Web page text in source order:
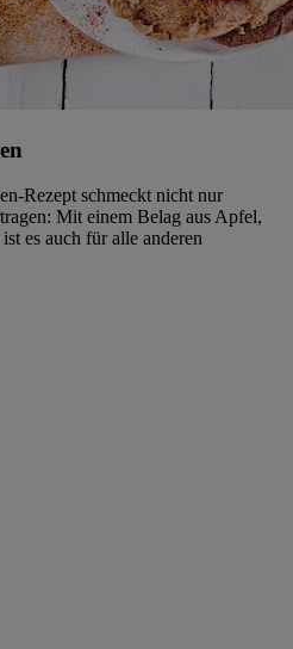
Rezept schmeckt nicht nur
Mit einem Belag aus Apfel,
es auch für alle anderen